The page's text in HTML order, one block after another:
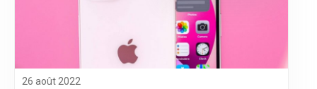
26 août 2022